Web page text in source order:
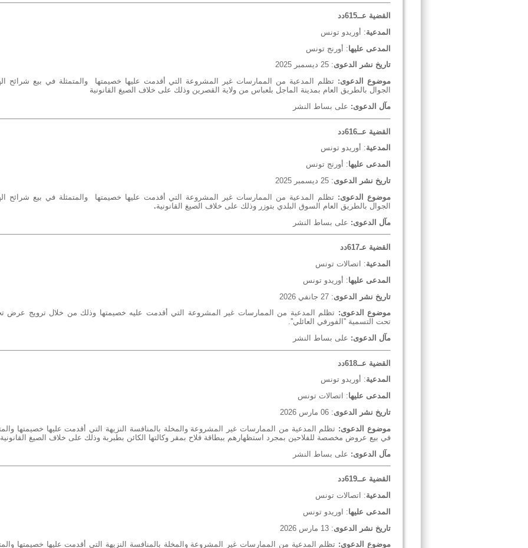
القضية عــ615دد
المدعية: أوريدو تونس
المدعى عليها: أورنج تونس
تاريخ نشر الدعوى: 25 ديسمبر 2025
موضوع الدعوى: تظلم المدعية من الممارسات غير المشروعة التي أقدمت عليها خصيمتها والمتمثلة في بيع شرائح
الجوال بالطريق العام بمدينة الماجل بلعباس من ولاية القصرين وذلك على خلاف الصيغ القانونية
مآل الدعوى: على بساط النشر
القضية عــ616دد
المدعية: أوريدو تونس
المدعى عليها: أورنج تونس
تاريخ نشر الدعوى: 25 ديسمبر 2025
موضوع الدعوى: تظلم المدعية من الممارسات غير المشروعة التي أقدمت عليها خصيمتها والمتمثلة في بيع شرائح
الجوال بالطريق العام السوق البلدي بتوزر وذلك على خلاف الصيغ القانونية.
مآل الدعوى: على بساط النشر
القضية عـ617دد
المدعية: اتصالات تونس
المدعى عليها: أوريدو تونس
تاريخ نشر الدعوى: 27 جانفي 2026
موضوع الدعوى: تظلم المدعية من الممارسات غير المشروعة التي أقدمت عليه خصيمتها وذلك من خلال ترويج عرض
تحت التسمية ''الفورفي العائلي''.
مآل الدعوى: على بساط النشر
القضية عــ618دد
المدعية: أوريدو تونس
المدعى عليها: اتصالات تونس
تاريخ نشر الدعوى: 06 مارس 2026
موضوع الدعوى: تظلم المدعية من الممارسات غير المشروعة والمخلة بالمنافسة النزيهة التي أقدمت عليها خصيمتها
في بيع عروض مخصصة للفلاحين بمجرد استظهارهم ببطاقة فلاح بمقر وكالتها الكائن بطبربة وذلك على خلاف الصيغ
مآل الدعوى: على بساط النشر
القضية عــ619دد
المدعية: اتصالات تونس
المدعى عليها: اوريدو تونس
تاريخ نشر الدعوى: 13 مارس 2026
موضوع الدعوى: تظلم المدعية من الممارسات غير المشروعة والمخلة بالمنافسة النزيهة التي أقدمت عليها خصيمتها